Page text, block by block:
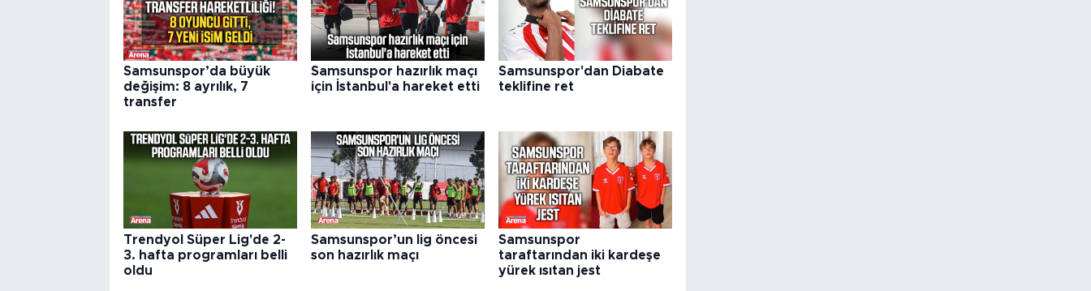
Samsunspor’da büyük
değişim: 8 ayrılık, 7
transfer
Samsunspor hazırlık maçı
için İstanbul'a hareket etti
Samsunspor'dan Diabate
teklifine ret
Trendyol Süper Lig'de 2-
3. hafta programları belli
oldu
Samsunspor’un lig öncesi
son hazırlık maçı
Samsunspor
taraftarından iki kardeşe
yürek ısıtan jest